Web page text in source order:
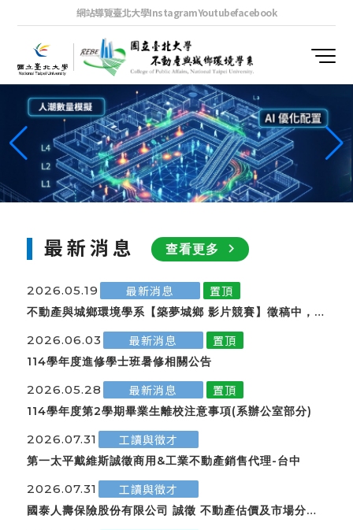
網站導覽臺北大學InstagramYoutubefacebook
最新消息 查看更多 navigate_next
2026.05.19 最新消息 置頂
不動產與城鄉環境學系【築夢城鄉 影片競賽】徵稿中，歡
迎踴躍報名參加
2026.06.03 最新消息 置頂
114學年度進修學士班暑修相關公告
2026.05.28 最新消息 置頂
114學年度第2學期畢業生離校注意事項(系辦公室部分)
2026.07.31 工讀與徵才
第一太平戴維斯誠徵商用&工業不動產銷售代理-台中
2026.07.31 工讀與徵才
國泰人壽保險股份有限公司 誠徵 不動產估價及市場分析